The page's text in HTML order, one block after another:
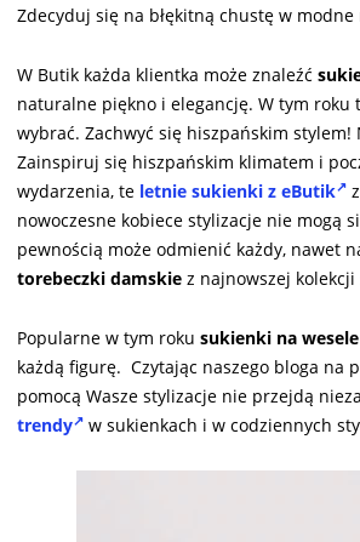
Zdecyduj się na błękitną chustę w
W Butik każda klientka może znaleźć
naturalne piękno i elegancję. W tym roku
wybrać. Zachwyć się hiszpańskim
Zainspiruj się hiszpańskim klimatem i
wydarzenia, te letnie sukienki z eButik
nowoczesne kobiece stylizacje nie mogą
pewnością może odmienić każdy, nawet
torebeczki damskie z najnowszej kolekcji
Popularne w tym roku sukienki na
każdą figurę. Czytając naszego bloga na
pomocą Wasze stylizacje nie przejdą
trendy
w sukienkach i w codziennych